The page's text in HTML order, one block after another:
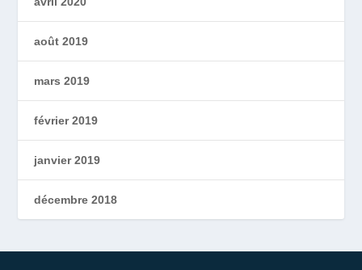
août 2019
mars 2019
février 2019
janvier 2019
décembre 2018